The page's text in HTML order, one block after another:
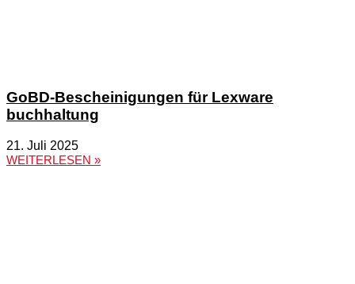
GoBD-Bescheinigungen für Lexware
buchhaltung
21. Juli 2025
WEITERLESEN »